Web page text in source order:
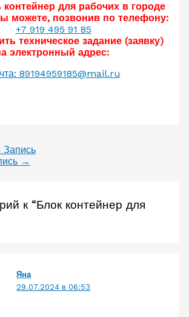
для рабочих в городе
можете, позвонив по телефону:
+7 919 495 91 85
техническое задание (заявку)
электронный адрес:
89194959185@mail.ru
→
к “Блок контейнер для
Яна
29.07.2024 в 06:53